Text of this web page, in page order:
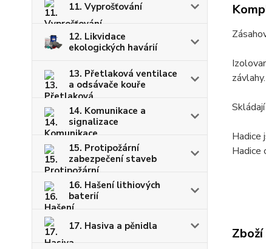
11. Vyprošťování
12. Likvidace
ekologických havárií
13. Přetlaková ventilace
a odsávače kouře
14. Komunikace a
signalizace
15. Protipožární
zabezpečení staveb
16. Hašení lithiových
baterií
17. Hasiva a pěnidla
Hadice
Hadice